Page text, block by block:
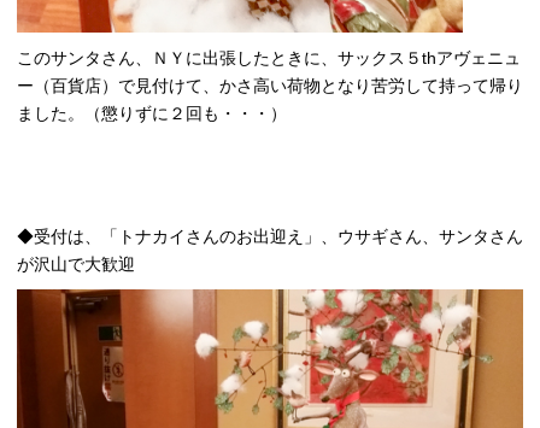
このサンタさん、ＮＹに出張したときに、サックス５thアヴェニュ
ー（百貨店）で見付けて、かさ高い荷物となり苦労して持って帰り
ました。（懲りずに２回も・・・）
◆受付は、「トナカイさんのお出迎え」、ウサギさん、サンタさん
が沢山で大歓迎